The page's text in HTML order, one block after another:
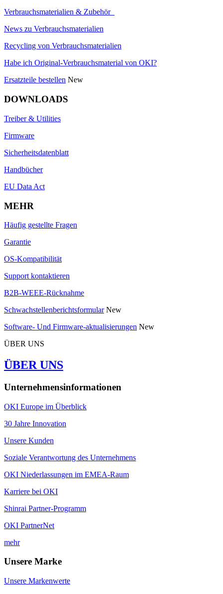
Verbrauchsmaterialien & Zubehör
News zu Verbrauchsmaterialien
Recycling von Verbrauchsmaterialien
Habe ich Original-Verbrauchsmaterial von OKI?
Ersatzteile bestellen New
DOWNLOADS
Treiber & Utilities
Firmware
Sicherheitsdatenblatt
Handbücher
EU Data Act
MEHR
Häufig gestellte Fragen
Garantie
OS-Kompatibilität
Support kontaktieren
B2B-WEEE-Rücknahme
Schwachstellenberichtsformular New
Software- Und Firmware-aktualisierungen New
ÜBER UNS
ÜBER UNS
Unternehmensinformationen
OKI Europe im Überblick
30 Jahre Innovation
Unsere Kunden
Soziale Verantwortung des Unternehmens
OKI Niederlassungen im EMEA-Raum
Karriere bei OKI
Shinrai Partner-Programm
OKI PartnerNet
mehr
Unsere Marke
Unsere Markenwerte